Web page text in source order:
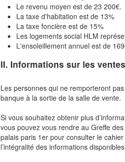
Le revenu moyen est de 23 200€.
La taxe d'habitation est de 13%
La taxe foncière est de 15%
Les logements social HLM
L'ensoleillement annuel est de
II. Informations sur les
Les personnes qui ne remporteront
banque à la sortie de la salle de vente.
Si vous souhaitez obtenir plus
vous pouvez vous rendre au Greffe
palais paris 1er pour consulter le
l’intégralité des informations